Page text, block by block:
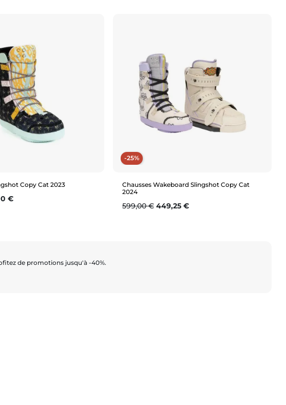
Copy Cat 2023
€
-25%
Chausses Wakeboard Slingshot Copy Cat
2024
Prix de base
599,00 € Prix
449,25 €
de promotions jusqu'à -40%.